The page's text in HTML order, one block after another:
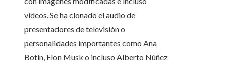
vídeos. Se ha clonado el audio de
presentadores de televisión o
personalidades importantes como Ana
Botín, Elon Musk o incluso Alberto Núñez